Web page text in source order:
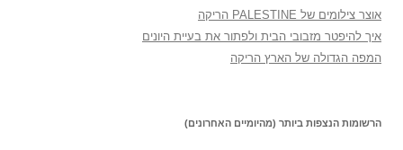
אוצר צילומים של PALESTINE הריקה
איך להיפטר מזבובי הבית ולפתור את בעיית היונים
המפה הגדולה של הארץ הריקה
הרשומות הנצפות ביותר (מהיומיים האחרונים)